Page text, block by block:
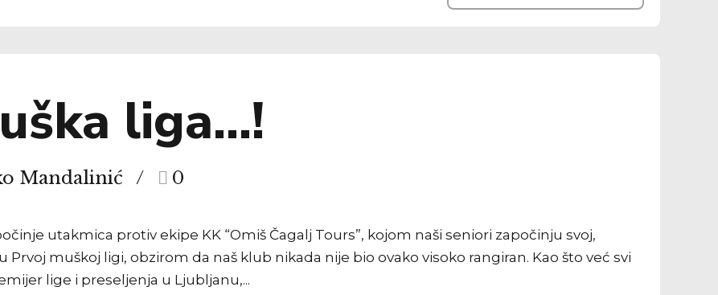
liga…!
Mandalinić 0
utakmica protiv ekipe KK “Omiš Čagalj Tours”, kojom naši seniori započinju svoj,
muškoj ligi, obzirom da naš klub nikada nije bio ovako visoko rangiran. Kao što već svi
lige i preseljenja u Ljubljanu,...